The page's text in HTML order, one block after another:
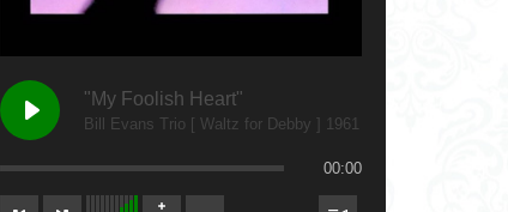
"My Foolish Heart"
Bill Evans Trio [ Waltz for Debby ] 1961
00:00